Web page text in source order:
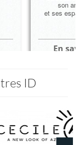
son
et ses
En
ID